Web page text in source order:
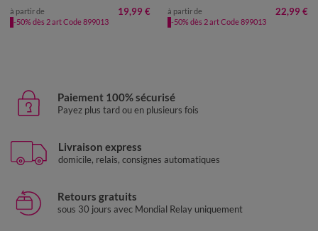
à partir de 19,99 €
-50% dès 2 art Code 899013
à partir de 22,99 €
-50% dès 2 art Code 899013
Paiement 100% sécurisé
Payez plus tard ou en plusieurs fois
Livraison express
domicile, relais, consignes automatiques
Retours gratuits
sous 30 jours avec Mondial Relay uniquement